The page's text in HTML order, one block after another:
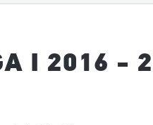
I 2016 -